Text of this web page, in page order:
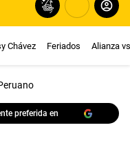
Chávez Feriados Alianza
preferida en